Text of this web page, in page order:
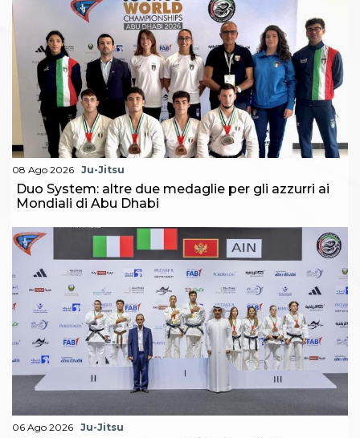
08 Ago 2026 Ju-Jitsu
Duo System: altre due medaglie per gli azzurri ai
Mondiali di Abu Dhabi
06 Ago 2026 Ju-Jitsu